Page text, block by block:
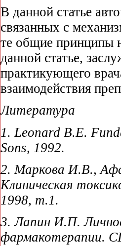
В данной статье
связанных с
те общие принципы
данной статье,
практикующего
взаимодействия
Литература
1. Leonard B.E.
Sons, 1992.
2. Маркова И.В.,
Клиническая
1998, т.1.
3. Лапин И.П.
фармакотерапии.